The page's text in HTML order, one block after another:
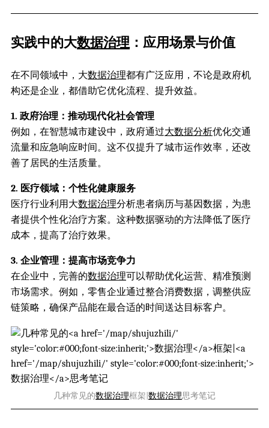
实践中的大数据治理 ：应用场景与价值
在不同领域中，大数据治理都有广泛应用，不论是政府机
构还是企业，都借助它优化流程、提升效益。
1. 政府治理：推动现代化社会管理
例如，在智慧城市建设中，政府通过大数据分析优化交通
流量和应急响应时间。这不仅提升了城市运作效率，还改
善了居民的生活质量。
2. 医疗领域：个性化健康服务
医疗行业利用大数据治理分析患者病历与基因数据，为患
者提供个性化治疗方案。这种数据驱动的方法降低了医疗
成本，提高了治疗效果。
3. 企业管理：提高市场竞争力
在企业中，完善的数据治理可以帮助优化运营、精准预测
市场需求。例如，零售企业通过整合消费数据，调整供应
链策略，确保产品能在最合适的时间送达目标客户。
几种常见的数据治理框架| 数据治理思考笔记